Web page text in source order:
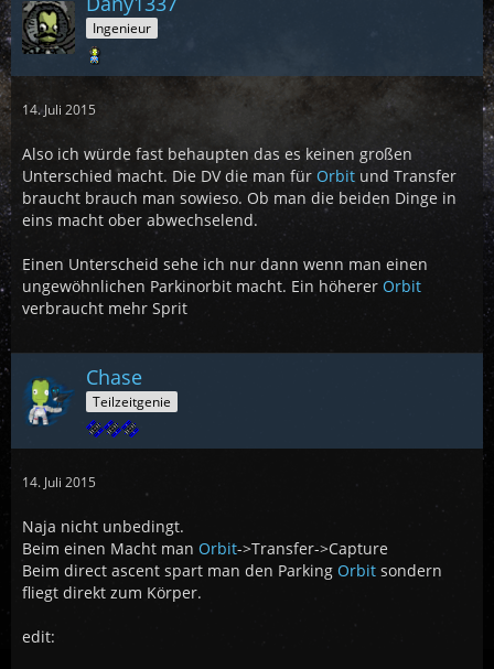
Ingenieur
14. Juli 2015
Also ich würde fast behaupten das es keinen großen
Unterschied macht. Die DV die man für Orbit und Transfer
braucht brauch man sowieso. Ob man die beiden Dinge in
eins macht ober abwechselend.
Einen Unterscheid sehe ich nur dann wenn man einen
ungewöhnlichen Parkinorbit macht. Ein höherer Orbit
verbraucht mehr Sprit
Chase
Teilzeitgenie
14. Juli 2015
Naja nicht unbedingt.
Beim einen Macht man Orbit->Transfer->Capture
Beim direct ascent spart man den Parking Orbit sondern
fliegt direkt zum Körper.
edit: